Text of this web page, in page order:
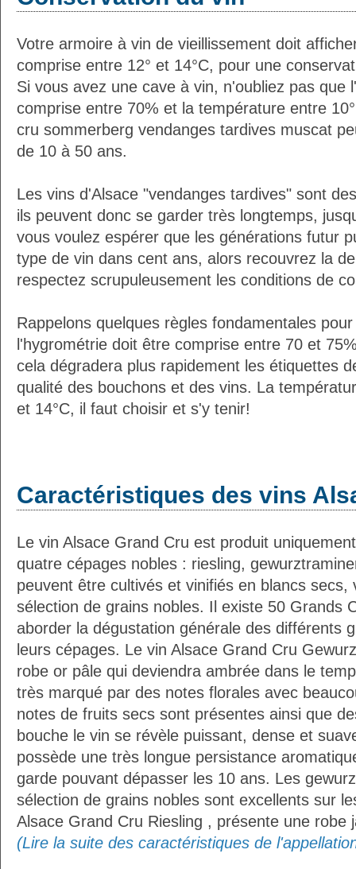
Votre armoire à vin de vieillissement doit
comprise entre 12° et 14°C, pour une
Si vous avez une cave à vin, n'oubliez pas que
comprise entre 70% et la température entre
cru sommerberg vendanges tardives muscat
de 10 à 50 ans.
Les vins d'Alsace "vendanges tardives" sont
ils peuvent donc se garder très longtemps,
vous voulez espérer que les générations futur
type de vin dans cent ans, alors recouvrez la
respectez scrupuleusement les conditions de
Rappelons quelques règles fondamentales
l'hygrométrie doit être comprise entre 70 et
cela dégradera plus rapidement les étiquettes
qualité des bouchons et des vins. La
et 14°C, il faut choisir et s'y tenir!
Caractéristiques des vins
Le vin Alsace Grand Cru est produit
quatre cépages nobles : riesling,
peuvent être cultivés et vinifiés en blancs secs,
sélection de grains nobles. Il existe 50 Grands
aborder la dégustation générale des différents
leurs cépages. Le vin Alsace Grand Cru
robe or pâle qui deviendra ambrée dans le
très marqué par des notes florales avec
notes de fruits secs sont présentes ainsi que
bouche le vin se révèle puissant, dense et
possède une très longue persistance
garde pouvant dépasser les 10 ans. Les
sélection de grains nobles sont excellents sur
Alsace Grand Cru Riesling , présente une robe
(Lire la suite des caractéristiques de